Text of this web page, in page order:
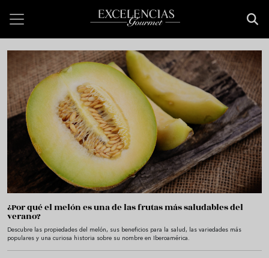
Bienvenido a Excelencias
¿Por qué el melón es una de las frutas más saludables del
verano?
Descubre las propiedades del melón, sus beneficios para la salud, las variedades más
populares y una curiosa historia sobre su nombre en Iberoamérica.